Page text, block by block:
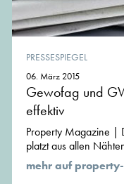
PRESSESPIEGEL
06. März 2015
Gewofag und
effektiv
Property Magazine |
platzt aus allen
mehr auf